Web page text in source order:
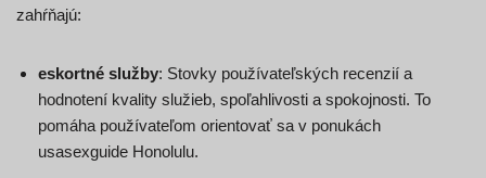
zahŕňajú:
eskortné služby: Stovky používateľských recenzií a
hodnotení kvality služieb, spoľahlivosti a spokojnosti. To
pomáha používateľom orientovať sa v ponukách
usasexguide Honolulu.